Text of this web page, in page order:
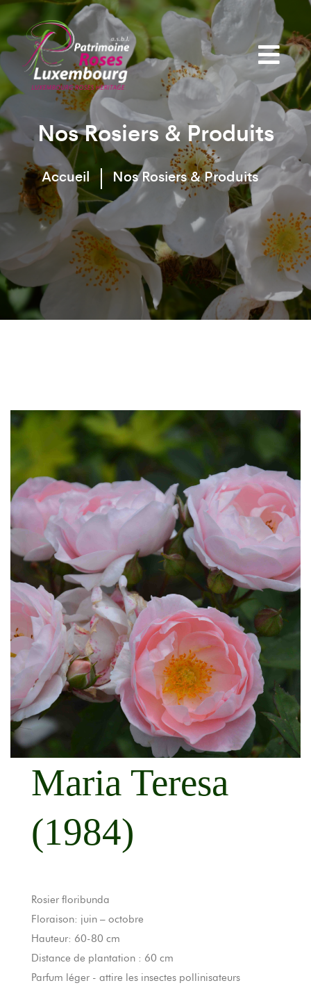
Nos Rosiers & Produits
Accueil Nos Rosiers & Produits
Maria Teresa
(1984)
Rosier floribunda
Floraison: juin – octobre
Hauteur: 60-80 cm
Distance de plantation : 60 cm
Parfum léger - attire les insectes pollinisateurs